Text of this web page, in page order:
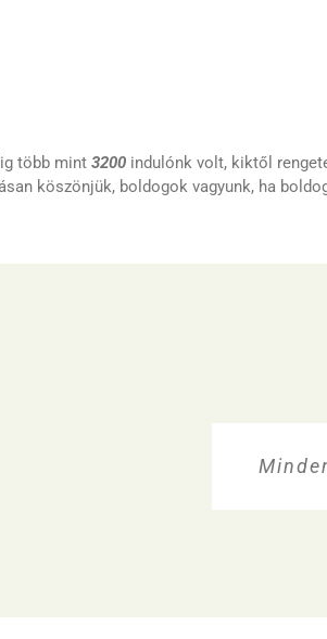
több mint 3200 indulónk volt, kiktől
köszönjük, boldogok vagyunk, ha
picit